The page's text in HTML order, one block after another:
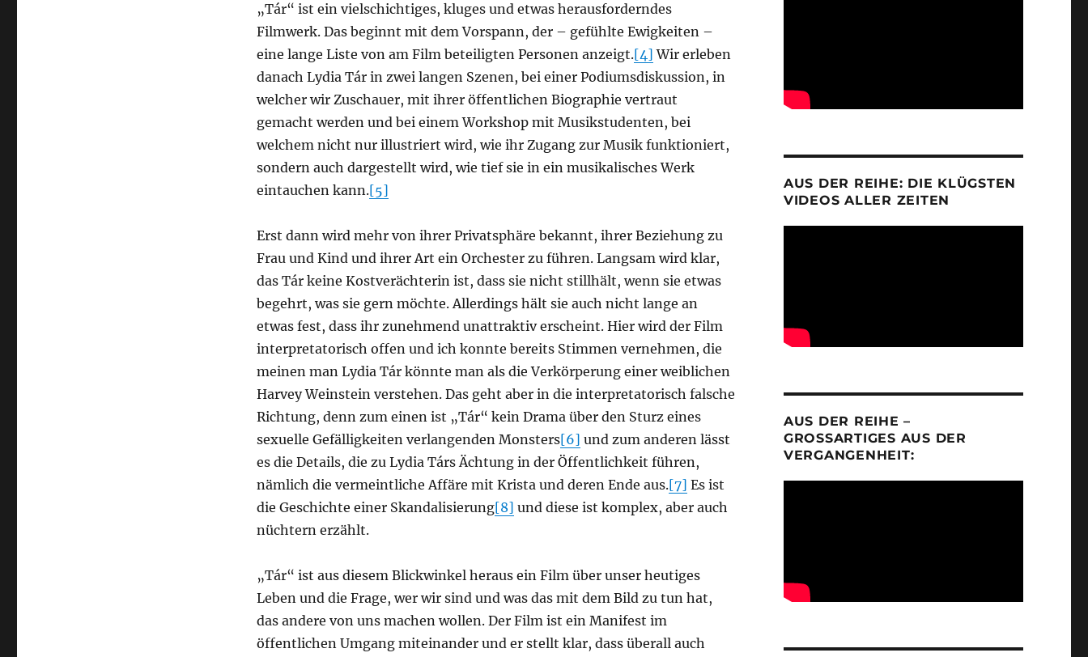
„Tár“ ist ein vielschichtiges, kluges und etwas herausforderndes
Filmwerk. Das beginnt mit dem Vorspann, der – gefühlte Ewigkeiten –
eine lange Liste von am Film beteiligten Personen anzeigt.[4] Wir erleben
danach Lydia Tár in zwei langen Szenen, bei einer Podiumsdiskussion, in
welcher wir Zuschauer, mit ihrer öffentlichen Biographie vertraut
gemacht werden und bei einem Workshop mit Musikstudenten, bei
welchem nicht nur illustriert wird, wie ihr Zugang zur Musik funktioniert,
sondern auch dargestellt wird, wie tief sie in ein musikalisches Werk
eintauchen kann.[5]
Erst dann wird mehr von ihrer Privatsphäre bekannt, ihrer Beziehung zu
Frau und Kind und ihrer Art ein Orchester zu führen. Langsam wird klar,
das Tár keine Kostverächterin ist, dass sie nicht stillhält, wenn sie etwas
begehrt, was sie gern möchte. Allerdings hält sie auch nicht lange an
etwas fest, dass ihr zunehmend unattraktiv erscheint. Hier wird der Film
interpretatorisch offen und ich konnte bereits Stimmen vernehmen, die
meinen man Lydia Tár könnte man als die Verkörperung einer weiblichen
Harvey Weinstein verstehen. Das geht aber in die interpretatorisch falsche
Richtung, denn zum einen ist „Tár“ kein Drama über den Sturz eines
sexuelle Gefälligkeiten verlangenden Monsters[6] und zum anderen lässt
es die Details, die zu Lydia Társ Ächtung in der Öffentlichkeit führen,
nämlich die vermeintliche Affäre mit Krista und deren Ende aus.[7] Es ist
die Geschichte einer Skandalisierung[8] und diese ist komplex, aber auch
nüchtern erzählt.
„Tár“ ist aus diesem Blickwinkel heraus ein Film über unser heutiges
Leben und die Frage, wer wir sind und was das mit dem Bild zu tun hat,
das andere von uns machen wollen. Der Film ist ein Manifest im
öffentlichen Umgang miteinander und er stellt klar, dass überall auch
AUS DER REIHE: DIE KLÜGSTEN
VIDEOS ALLER ZEITEN
AUS DER REIHE –
GROSSARTIGES AUS DER V
ERGANGENHEIT: